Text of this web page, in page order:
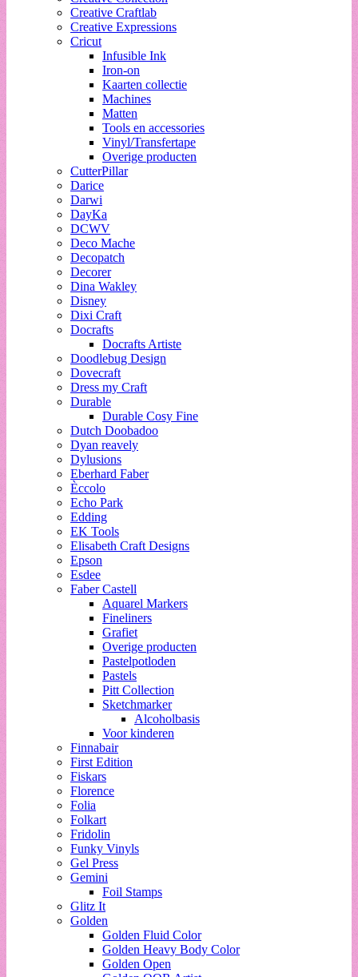
Creative Craftlab
Creative Expressions
Cricut
Infusible Ink
Iron-on
Kaarten collectie
Machines
Matten
Tools en accessories
Vinyl/Transfertape
Overige producten
CutterPillar
Darice
Darwi
DayKa
DCWV
Deco Mache
Decopatch
Decorer
Dina Wakley
Disney
Dixi Craft
Docrafts
Docrafts Artiste
Doodlebug Design
Dovecraft
Dress my Craft
Durable
Durable Cosy Fine
Dutch Doobadoo
Dyan reavely
Dylusions
Eberhard Faber
Èccolo
Echo Park
Edding
EK Tools
Elisabeth Craft Designs
Epson
Esdee
Faber Castell
Aquarel Markers
Fineliners
Grafiet
Overige producten
Pastelpotloden
Pastels
Pitt Collection
Sketchmarker
Alcoholbasis
Voor kinderen
Finnabair
First Edition
Fiskars
Florence
Folia
Folkart
Fridolin
Funky Vinyls
Gel Press
Gemini
Foil Stamps
Glitz It
Golden
Golden Fluid Color
Golden Heavy Body Color
Golden Open